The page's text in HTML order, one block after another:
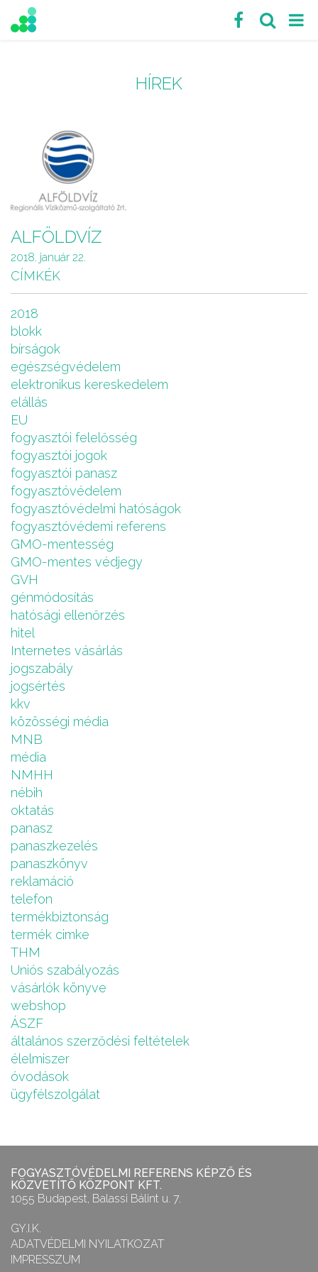
HÍREK
ALFÖLDVÍZ
2018. január 22.
CÍMKÉK
2018
blokk
bírságok
egészségvédelem
elektronikus kereskedelem
elállás
EU
fogyasztói felelősség
fogyasztói jogok
fogyasztói panasz
fogyasztóvédelem
fogyasztóvédelmi hatóságok
fogyasztóvédemi referens
GMO-mentesség
GMO-mentes védjegy
GVH
génmódosítás
hatósági ellenőrzés
hitel
Internetes vásárlás
jogszabály
jogsértés
kkv
közösségi média
MNB
média
NMHH
nébih
oktatás
panasz
panaszkezelés
panaszkönyv
reklamáció
telefon
termékbiztonság
termék cimke
THM
Uniós szabályozás
vásárlók könyve
webshop
ÁSZF
általános szerződési feltételek
élelmiszer
óvodások
ügyfélszolgálat
FOGYASZTÓVÉDELMI REFERENS KÉPZŐ ÉS
KÖZVETÍTŐ KÖZPONT KFT.
1055 Budapest, Balassi Bálint u. 7.
GY.I.K.
ADATVÉDELMI NYILATKOZAT
IMPRESSZUM